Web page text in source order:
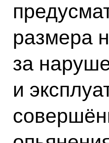
размера
за
и